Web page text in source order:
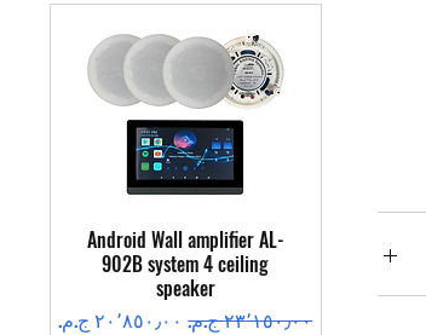
العرض السريع
Android Wall amplifier AL-
902B system 4 ceiling
speaker
سعر عادي‏٢٣٬١٥٠٫٠٠ ج.م.‏ سعر البيع